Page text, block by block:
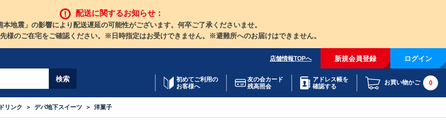
配送に関するお知らせ：
本地震」の影響により配送遅延の可能性がございます。何卒ご了承くださいませ。
様のご在宅をご確認ください。※日時指定はお受けできません。※避難所へのお届けはできません。
店舗情報TOPへ 新規会員登録 ログイン
初めてご利用の
お客様へ
友の会カード
残高照会
アドレス帳を
確認する
お買い物かご 0
リンク デパ地下スイーツ 洋菓子